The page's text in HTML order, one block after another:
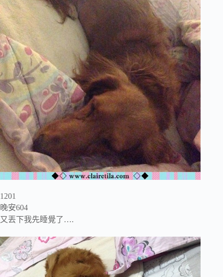
1201
晚安604
又丟下我先睡覺了….